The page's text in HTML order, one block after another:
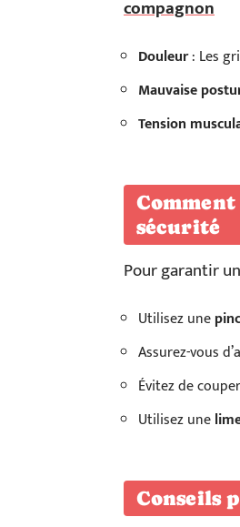
compagnon
Douleur: Les
Mauvaise
Tension
sécurité
Pour garantir
Utilisez une
Assurez-vous
Évitez de
Utilisez une
Conseils